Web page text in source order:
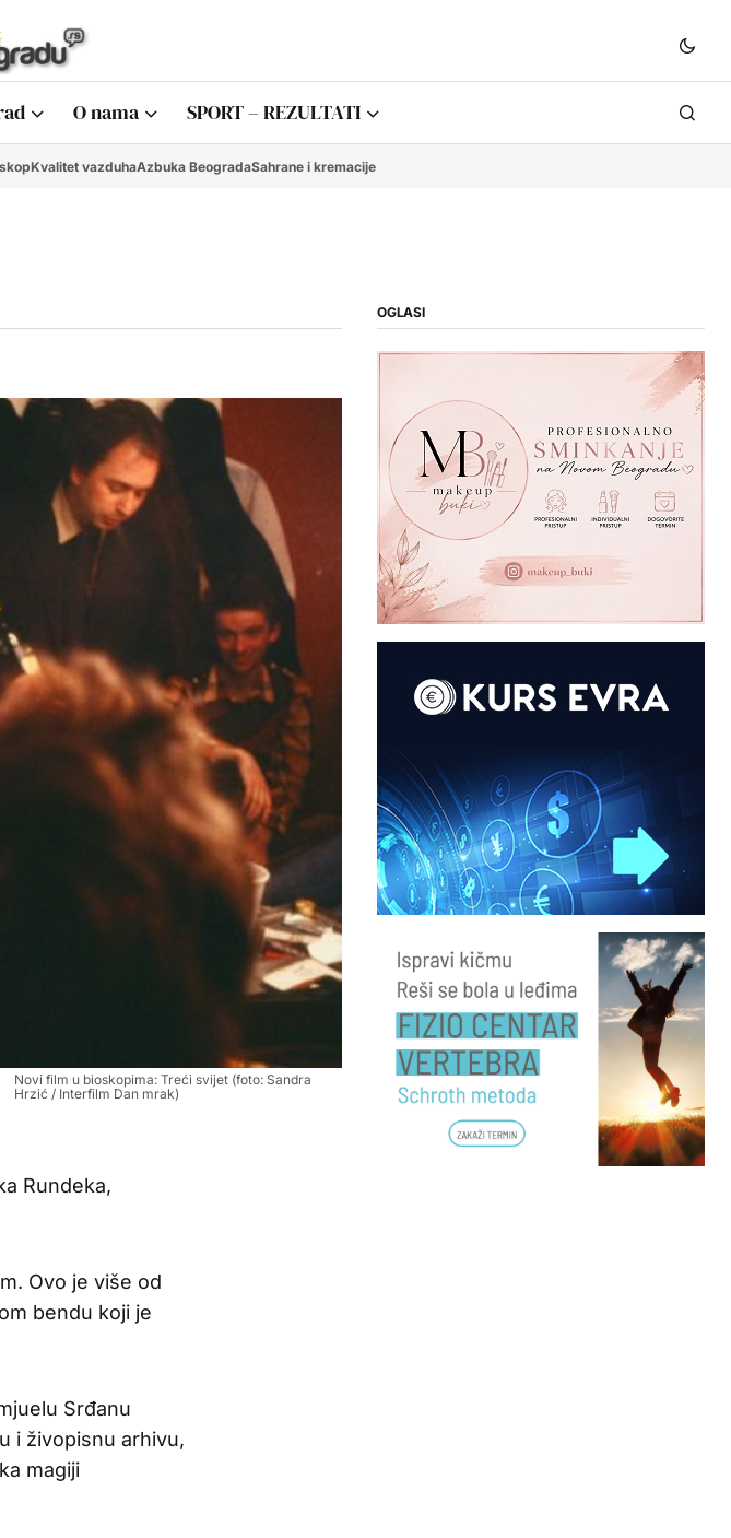
O nama SPORT – REZULTATI
Kvalitet vazduhaAzbuka BeogradaSahrane i kremacije
Novi film u bioskopima: Treći svijet (foto: Sandra
Hrzić / Interfilm Dan mrak)
Rundeka,
Ovo je više od
bendu koji je
Srđanu
i živopisnu arhivu,
magiji
OGLASI